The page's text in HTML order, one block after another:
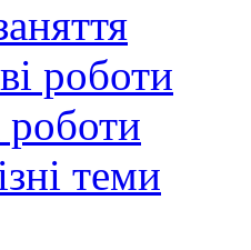
роботи
роботи
теми